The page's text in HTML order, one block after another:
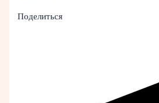
Поделиться